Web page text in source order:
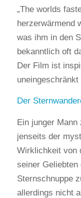
„The worlds
herzerwärmend
was ihm in den
bekanntlich oft
Der Film ist
Der
Ein junger
jenseits der
Wirklichkeit von
seiner Geliebten
Sternschnuppe
allerdings nicht